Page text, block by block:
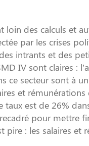
loin des calculs et
par les crises
intrants et des
IV sont claires :
ce secteur sont à
et
taux est de 26%
pour mettre
pire : les salaires